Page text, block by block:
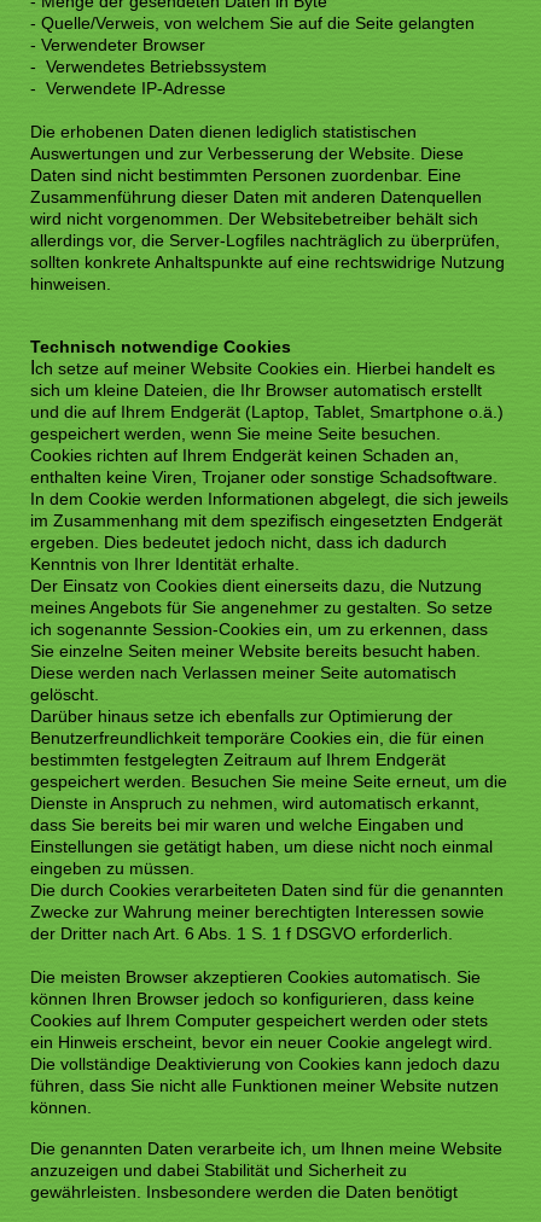
- Quelle/Verweis, von welchem Sie auf die Seite gelangten
- Verwendeter Browser
- Verwendetes Betriebssystem
- Verwendete IP-Adresse
Die erhobenen Daten dienen lediglich statistischen
Auswertungen und zur Verbesserung der Website. Diese
Daten sind nicht bestimmten Personen zuordenbar. Eine
Zusammenführung dieser Daten mit anderen Datenquellen
wird nicht vorgenommen. Der Websitebetreiber behält sich
allerdings vor, die Server-Logfiles nachträglich zu überprüfen,
sollten konkrete Anhaltspunkte auf eine rechtswidrige Nutzung
hinweisen.
Technisch notwendige Cookies
ch setze auf meiner Website Cookies ein. Hierbei handelt es
sich um kleine Dateien, die Ihr Browser automatisch erstellt
und die auf Ihrem Endgerät (Laptop, Tablet, Smartphone o.ä.)
gespeichert werden, wenn Sie meine Seite besuchen.
Cookies richten auf Ihrem Endgerät keinen Schaden an,
enthalten keine Viren, Trojaner oder sonstige Schadsoftware.
In dem Cookie werden Informationen abgelegt, die sich jeweils
im Zusammenhang mit dem spezifisch eingesetzten Endgerät
ergeben. Dies bedeutet jedoch nicht, dass ich dadurch
Kenntnis von Ihrer Identität erhalte.
Der Einsatz von Cookies dient einerseits dazu, die Nutzung
meines Angebots für Sie angenehmer zu gestalten. So setze
ich sogenannte Session-Cookies ein, um zu erkennen, dass
Sie einzelne Seiten meiner Website bereits besucht haben.
Diese werden nach Verlassen meiner Seite automatisch
gelöscht.
Darüber hinaus setze ich ebenfalls zur Optimierung der
Benutzerfreundlichkeit temporäre Cookies ein, die für einen
bestimmten festgelegten Zeitraum auf Ihrem Endgerät
gespeichert werden. Besuchen Sie meine Seite erneut, um die
Dienste in Anspruch zu nehmen, wird automatisch erkannt,
dass Sie bereits bei mir waren und welche Eingaben und
Einstellungen sie getätigt haben, um diese nicht noch einmal
eingeben zu müssen.
Die durch Cookies verarbeiteten Daten sind für die genannten
Zwecke zur Wahrung meiner berechtigten Interessen sowie
der Dritter nach Art. 6 Abs. 1 S. 1 f DSGVO erforderlich.
Die meisten Browser akzeptieren Cookies automatisch. Sie
können Ihren Browser jedoch so konfigurieren, dass keine
Cookies auf Ihrem Computer gespeichert werden oder stets
ein Hinweis erscheint, bevor ein neuer Cookie angelegt wird.
Die vollständige Deaktivierung von Cookies kann jedoch dazu
führen, dass Sie nicht alle Funktionen meiner Website nutzen
können.
Die genannten Daten verarbeite ich, um Ihnen meine Website
anzuzeigen und dabei Stabilität und Sicherheit zu
gewährleisten. Insbesondere werden die Daten benötigt